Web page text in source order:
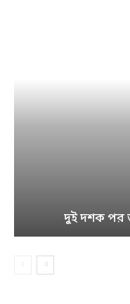
দুই দশক পর